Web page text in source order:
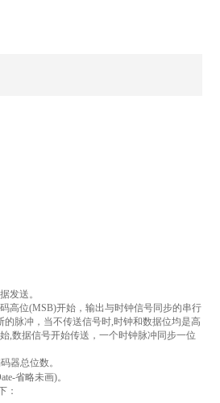
发送。
高位(MSB)开始，输出与时钟信号同步的串行
脉冲，当不传送信号时,时钟和数据位均是高
,数据信号开始传送，一个时钟脉冲同步一位
器总位数。
省略未画)。
：